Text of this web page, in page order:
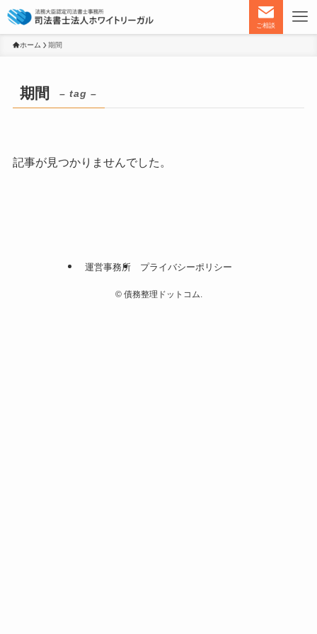
ご相談
ホーム 期間
期間 – tag –
記事が見つかりませんでした。
運営事務所 プライバシーポリシー
©債務整理ドットコム.